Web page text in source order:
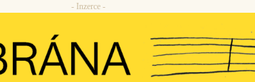
- Inzerce -